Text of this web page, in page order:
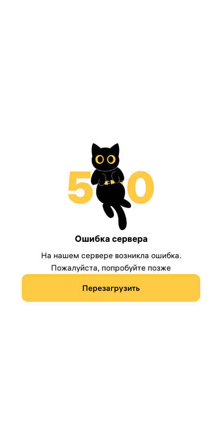
Ошибка сервера
На нашем сервере возникла ошибка.
Пожалуйста, попробуйте позже
Перезагрузить